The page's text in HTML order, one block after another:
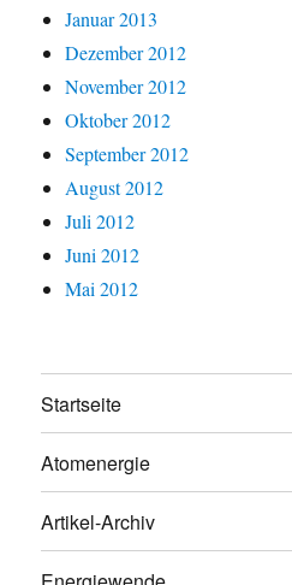
Januar 2013
Dezember 2012
November 2012
Oktober 2012
September 2012
August 2012
Juli 2012
Juni 2012
Mai 2012
Startseite
Atomenergie
Artikel-Archiv